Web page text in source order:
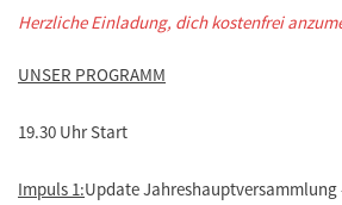
Herzliche Einladung, dich kostenfrei
UNSER PROGRAMM
19.30 Uhr Start
Impuls 1:Update Jahreshauptversammlung